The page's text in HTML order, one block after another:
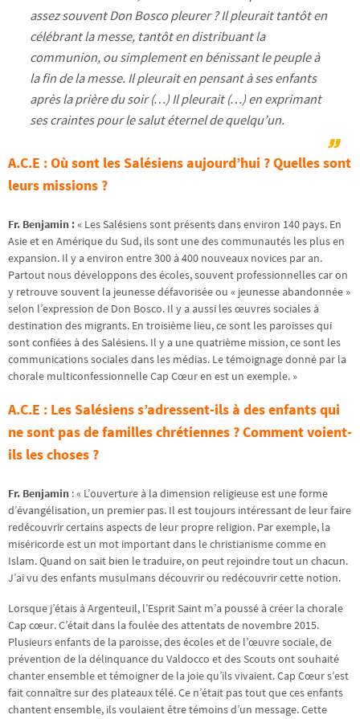
assez souvent Don Bosco pleurer ? Il pleurait tantôt en
célébrant la messe, tantôt en distribuant la
communion, ou simplement en bénissant le peuple à
la fin de la messe. Il pleurait en pensant à ses enfants
après la prière du soir (…) Il pleurait (…) en exprimant
ses craintes pour le salut éternel de quelqu’un.
A.C.E : Où sont les Salésiens aujourd’hui ? Quelles sont
leurs missions ?
Fr. Benjamin :« Les Salésiens sont présents dans environ 140 pays. En
Asie et en Amérique du Sud, ils sont une des communautés les plus en
expansion. Il y a environ entre 300 à 400 nouveaux novices par an.
Partout nous développons des écoles, souvent professionnelles car on
y retrouve souvent la jeunesse défavorisée ou « jeunesse abandonnée »
selon l’expression de Don Bosco. Il y a aussi les œuvres sociales à
destination des migrants. En troisième lieu, ce sont les paroisses qui
sont confiées à des Salésiens. Il y a une quatrième mission, ce sont les
communications sociales dans les médias. Le témoignage donné par la
chorale multiconfessionnelle Cap Cœur en est un exemple. »
A.C.E : Les Salésiens s’adressent-ils à des enfants qui
ne sont pas de familles chrétiennes ? Comment voient-
ils les choses ?
Fr. Benjamin : « L’ouverture à la dimension religieuse est une forme
d’évangélisation, un premier pas. Il est toujours intéressant de leur faire
redécouvrir certains aspects de leur propre religion. Par exemple, la
miséricorde est un mot important dans le christianisme comme en
Islam. Quand on sait bien le traduire, on peut rejoindre tout un chacun.
J’ai vu des enfants musulmans découvrir ou redécouvrir cette notion.
Lorsque j’étais à Argenteuil, l’Esprit Saint m’a poussé à créer la chorale
Cap cœur. C’était dans la foulée des attentats de novembre 2015.
Plusieurs enfants de la paroisse, des écoles et de l’œuvre sociale, de
prévention de la délinquance du Valdocco et des Scouts ont souhaité
chanter ensemble et témoigner de la joie qu’ils vivaient. Cap Cœur s’est
fait connaître sur des plateaux télé. Ce n’était pas tout que ces enfants
chantent ensemble, ils voulaient être témoins d’un message. Cette